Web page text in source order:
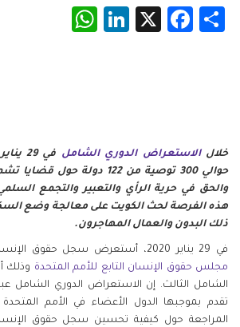
Share
Facebook
X
LinkedIn
خلالالاستعراض الدوري الشامل
حوالي 300 توصية من 122 دولة
والحق في حرية الرأي والتعبير والتجمع
هذه الفرصة لحث الكويت على معالجة وضع
ذلك البدون والعمال المهاجرون.
في 29 يناير 2020، أستعرض سجل حقوق الإنسان في الكويت من قبل
مجلس حقوق الإنسان التابع للأمم المتحدة وذلك
الشامل الثالث. إن الاستعراض الدوري الشامل
تقدم بموجبها الدول الأعضاء في الأمم
المراجعة حول كيفية تحسين سجل حقوق